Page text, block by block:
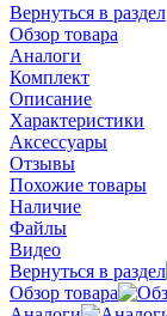
Вернуться в раздел
Обзор товара
Аналоги
Комплект
Описание
Характеристики
Аксессуары
Отзывы
Похожие товары
Наличие
Файлы
Видео
Вернуться в раздел
Обзор товара